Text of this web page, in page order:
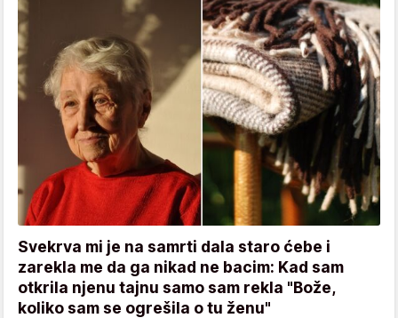
Svekrva mi je na samrti dala staro ćebe i
zarekla me da ga nikad ne bacim: Kad sam
otkrila njenu tajnu samo sam rekla "Bože,
koliko sam se ogrešila o tu ženu"